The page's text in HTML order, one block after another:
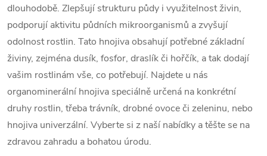
dlouhodobě. Zlepšují strukturu půdy i využitelnost živin,
podporují aktivitu půdních mikroorganismů a zvyšují
odolnost rostlin. Tato hnojiva obsahují potřebné základní
živiny, zejménadusík, fosfor, draslík či hořčík, a tak dodají
vašim rostlinám vše, co potřebují. Najdete u nás
organominerální hnojiva speciálně určená na konkrétní
druhy rostlin, třeba trávník, drobné ovoce či zeleninu, nebo
hnojiva univerzální. Vyberte si z naší nabídky a těšte se na
zdravou zahradu a bohatou úrodu.